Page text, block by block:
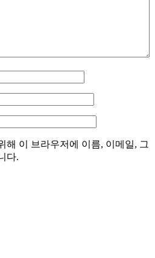
해 이 브라우저에 이름, 이메일, 그
다.